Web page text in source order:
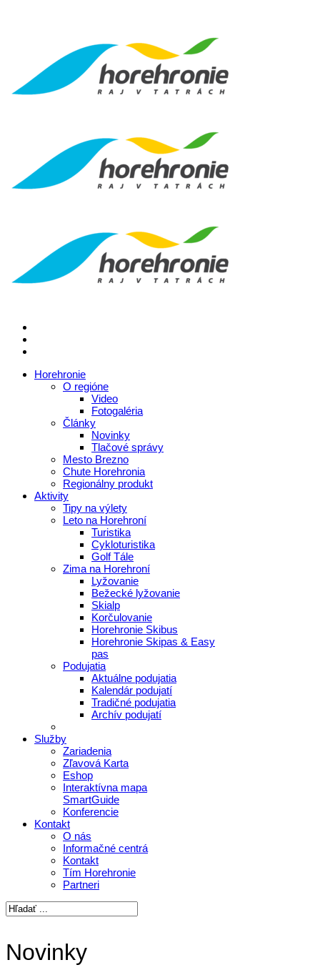
Horehronie
O regióne
Video
Fotogaléria
Články
Novinky
Tlačové správy
Mesto Brezno
Chute Horehronia
Regionálny produkt
Aktivity
Tipy na výlety
Leto na Horehroní
Turistika
Cykloturistika
Golf Tále
Zima na Horehroní
Lyžovanie
Bežecké lyžovanie
Skialp
Korčulovanie
Horehronie Skibus
Horehronie Skipas & Easy
pas
Podujatia
Aktuálne podujatia
Kalendár podujatí
Tradičné podujatia
Archív podujatí
Služby
Zariadenia
Zľavová Karta
Eshop
Interaktívna mapa
SmartGuide
Konferencie
Kontakt
O nás
Informačné centrá
Kontakt
Tím Horehronie
Partneri
Novinky